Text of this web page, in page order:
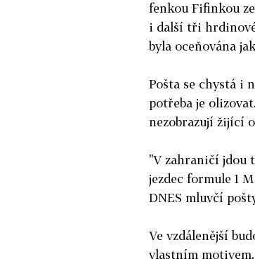
fenkou Fifinkou
i další tři
byla oceňována
Pošta se chystá i
potřeba je
nezobrazují žijící
"V zahraničí jdou
jezdec formule 1
DNES mluvčí
Ve vzdálenější
vlastním